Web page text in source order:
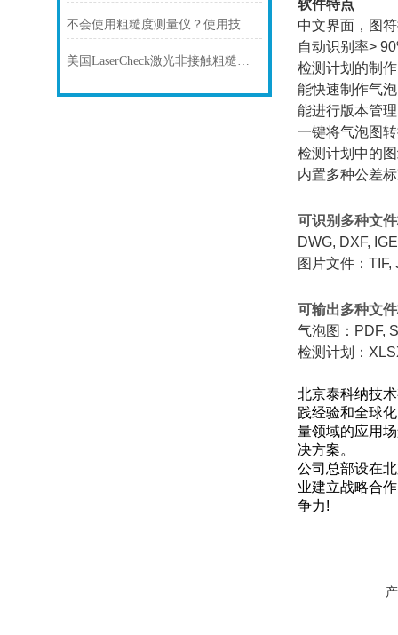
不会使用粗糙度测量仪？使用技巧已整理好！
美国LaserCheck激光非接触粗糙度仪：让粗糙度测量更精准、更高效
软件特点
中文界面，图
自动识别率>
检测计划的制
能快速制作气
能进行版本管
一键将气泡图
检测计划中的
内置多种公差
可识别多种文
DWG, DXF,
图片文件：TIF,
可输出多种文
气泡图：PDF,
检测计划：
北京泰科纳技
践经验和全球
量领域的应用
决方案。
公司总部设在
业建立战略合
争力!